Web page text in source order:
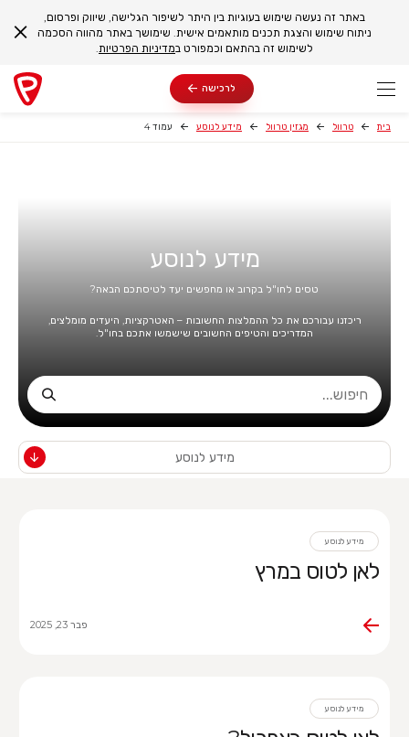
באתר זה נעשה שימוש בעוגיות בין היתר לשיפור הגלישה, שיווק ופרסום,
ניתוח שימוש והצגת תכנים מותאמים אישית. שימושך באתר מהווה הסכמה
לשימוש זה בהתאם וכמפורט במדיניות הפרטיות.
לרכישה
בית טרוול מגזין טרוול מידע לנוסע עמוד 4
מידע לנוסע
טסים לחו"ל בקרוב או מחפשים יעד לטיסתכם הבאה?
ריכזנו עבורכם את כל ההמלצות החשובות – האטרקציות, היעדים מומלצים,
המדריכים והטיפים החשובים שישמשו אתכם בחו"ל.
מידע לנוסע
מידע לנוסע
לאן לטוס במרץ
פבר 23, 2025
מידע לנוסע